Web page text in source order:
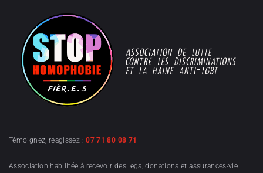
Témoignez, réagissez :07 71 80 08 71
Association habilitée à recevoir des legs, donations et assurances-vie